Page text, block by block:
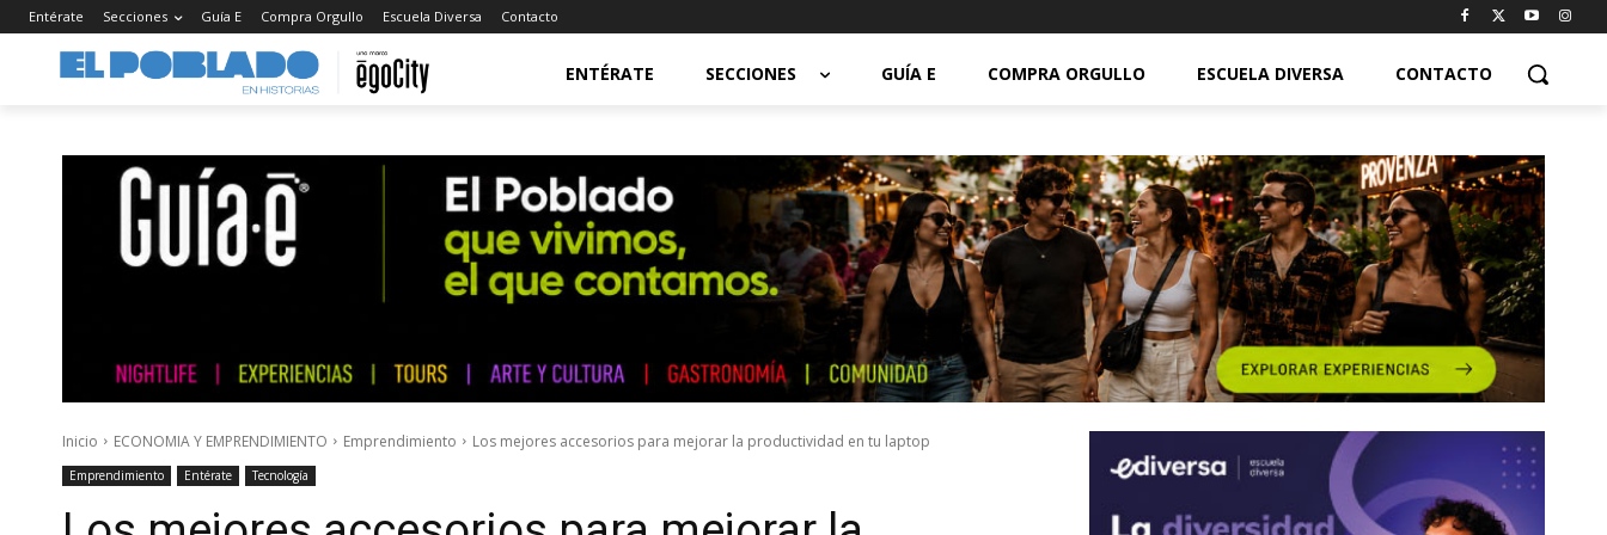
Entérate Secciones Guía E Compra Orgullo Escuela Diversa Contacto
ENTÉRATE SECCIONES GUÍA E COMPRA ORGULLO ESCUELA DIVERSA CONTACTO
Inicio ECONOMIA Y EMPRENDIMIENTO Emprendimiento Los mejores accesorios para mejorar la productividad en tu laptop
Emprendimiento Entérate Tecnología